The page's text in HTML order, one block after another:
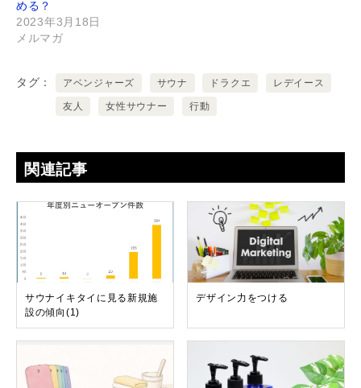
める？
2023年3月18日
メルマガ
タグ アベンジャーズ サウナ ドラクエ レデイース
友人 女性サウナー 行動
関連記事
サウナイキタイに見る新規施
設の傾向(1)
デザイン力をつける